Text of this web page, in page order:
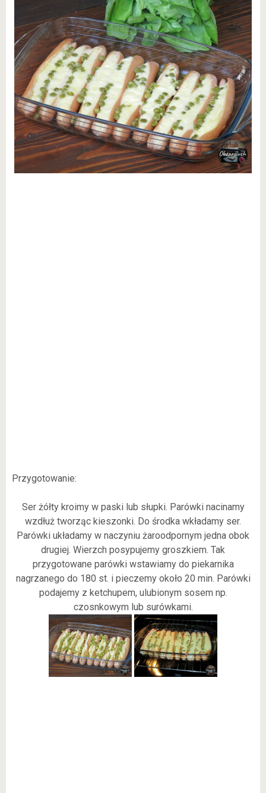
Przygotowanie:
Ser żółty kroimy w paski lub słupki. Parówki nacinamy
wzdłuż tworząc kieszonki. Do środka wkładamy ser.
Parówki układamy w naczyniu żaroodpornym jedna obok
drugiej. Wierzch posypujemy groszkiem. Tak
przygotowane parówki wstawiamy do piekarnika
nagrzanego do 180 st. i pieczemy około 20 min. Parówki
podajemy z ketchupem, ulubionym sosem np.
czosnkowym lub surówkami.